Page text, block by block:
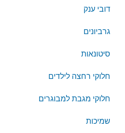
דובי ענק
גרביונים
סיטונאות
חלוקי רחצה לילדים
חלוקי מגבת למבוגרים
שמיכות